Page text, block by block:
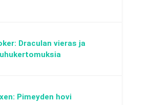
Draculan vieras ja
Pimeyden hovi